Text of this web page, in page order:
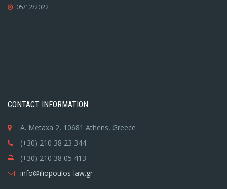
05/12/2022
CONTACT INFORMATION
A. Metaxa 2, 10681 Athens, Greece
(+30) 210 38 23 344
(+30) 210 38 05 413
info@iliopoulos-law.gr